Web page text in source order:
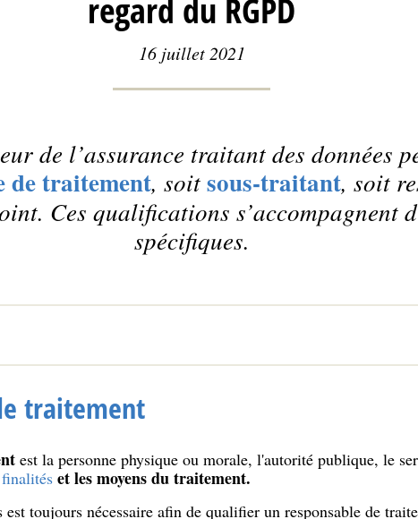
regard du RGPD
16 juillet 2021
de l’assurance traitant des données
de traitement, soitsous-traitant, soit
Ces qualifications s’accompagnent
spécifiques.
traitement
est la personne physique ou morale, l'autorité publique, le
et les moyens du traitement.
est toujours nécessaire afin de qualifier un responsable de